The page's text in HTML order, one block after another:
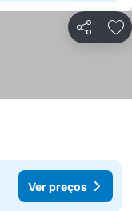
Partilhar
Ver preços